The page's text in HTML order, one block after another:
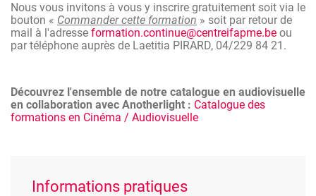
Nous vous invitons à vous y inscrire gratuitement soit via le
bouton « Commander cette formation » soit par retour de
mail à l'adresse formation.continue@centreifapme.be ou
par téléphone auprès de Laetitia PIRARD, 04/229 84 21.
Découvrez l'ensemble de notre catalogue en audiovisuelle
en collaboration avec Anotherlight : Catalogue des
formations en Cinéma / Audiovisuelle
Informations pratiques